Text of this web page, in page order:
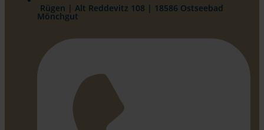
Rügen | Alt Reddevitz 108 | 18586 Ostseebad
Mönchgut